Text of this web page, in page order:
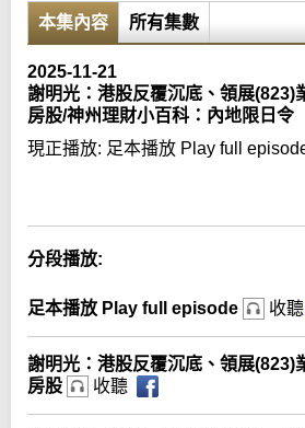
本集內容 所有集數
2025-11-21
謝明光：港股反覆沉底、領展(823)
房股/神州理財小百科：內地限日令
現正播放: 足本播放 Play full
分段播放:
足本播放 Play full episode 收聽
謝明光：港股反覆沉底、領展(823)
房股
收聽